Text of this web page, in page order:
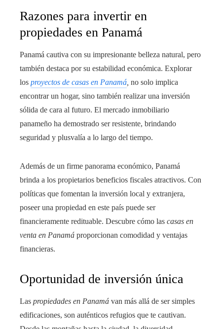
Razones para invertir en
propiedades en Panamá
Panamá cautiva con su impresionante belleza natural, pero
también destaca por su estabilidad económica. Explorar
los proyectos de casas en Panamá no solo implica
encontrar un hogar, sino también realizar una inversión
sólida de cara al futuro. El mercado inmobiliario
panameño ha demostrado ser resistente, brindando
seguridad y plusvalía a lo largo del tiempo.
Además de un firme panorama económico, Panamá
brinda a los propietarios beneficios fiscales atractivos. Con
políticas que fomentan la inversión local y extranjera,
poseer una propiedad en este país puede ser
financieramente redituable. Descubre cómo las casas en
venta en Panamá proporcionan comodidad y ventajas
financieras.
Oportunidad de inversión única
Las propiedades en Panamá van más allá de ser simples
edificaciones, son auténticos refugios que te cautivan.